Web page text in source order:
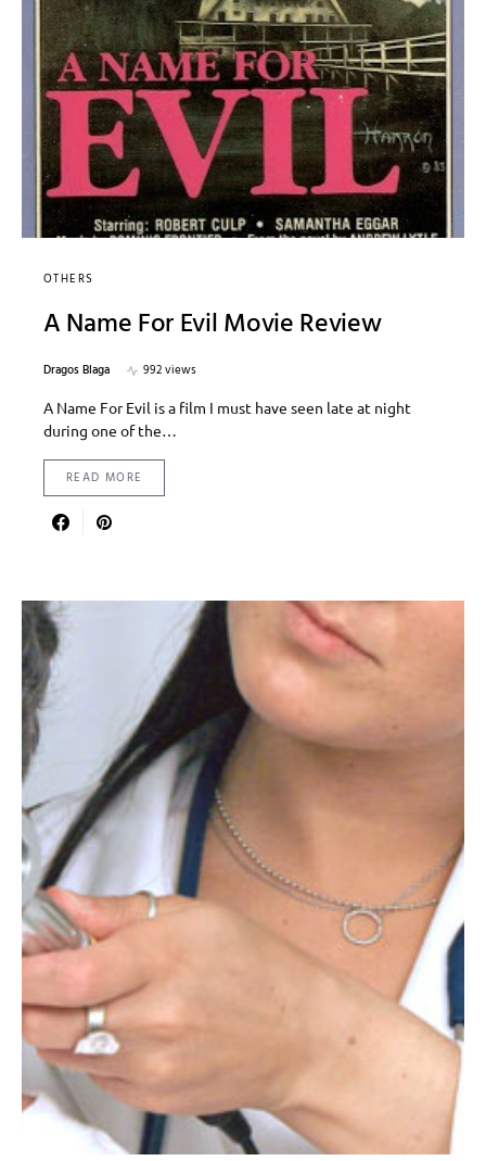
OTHERS
A Name For Evil Movie Review
Dragos Blaga
992 views
A Name For Evil is a film I must have seen late at night
during one of the…
READ MORE